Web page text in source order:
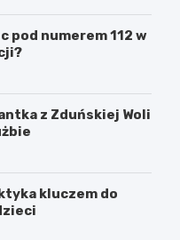
pod numerem 112 w
z Zduńskiej Woli
kluczem do